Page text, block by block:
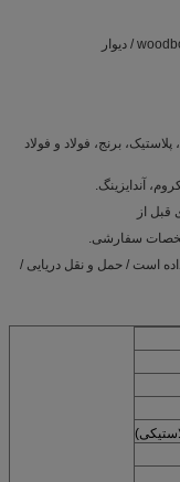
پلاستیک، برنج، فولاد و فولاد
است / حمل و نقل دریایی /